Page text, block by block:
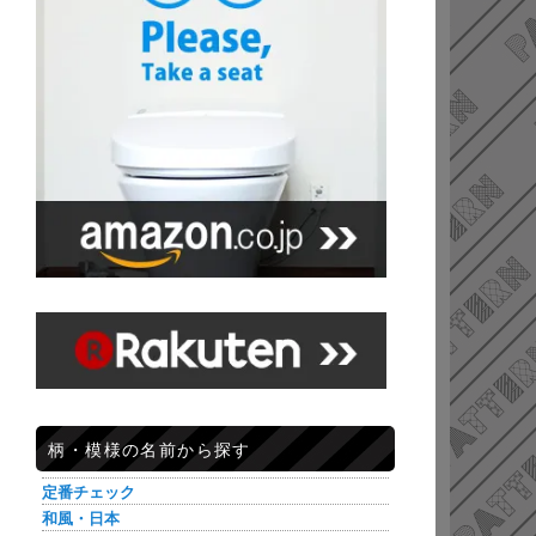
柄・模様の名前から探す
定番チェック
和風・日本